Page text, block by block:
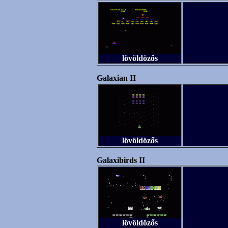
lövöldözős
Galaxian II
lövöldözős
Galaxibirds II
lövöldözős